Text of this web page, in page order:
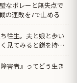
なボレーと無失点で
の連敗を7で止める
往生。夫と娘と歩い
見てみると鎌を持っ
害者』ってどう生き